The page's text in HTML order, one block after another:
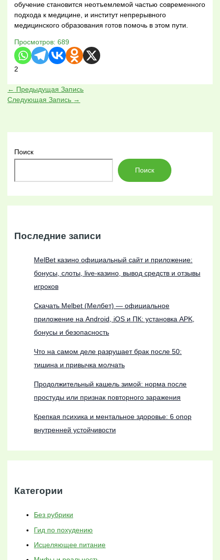
обучение становится неотъемлемой частью современного
подхода к медицине, и институт непрерывного
медицинского образования готов помочь в этом пути.
Просмотров: 689
2
← Предыдущая Запись
Следующая Запись →
Поиск
Поиск
Последние записи
MelBet казино официальный сайт и приложение:
бонусы, слоты, live-казино, вывод средств и отзывы
игроков
Скачать Melbet (Мелбет) — официальное
приложение на Android, iOS и ПК: установка APK,
бонусы и безопасность
Что на самом деле разрушает брак после 50:
тишина и привычка молчать
Продолжительный кашель зимой: норма после
простуды или признак повторного заражения
Крепкая психика и ментальное здоровье: 6 опор
внутренней устойчивости
Категории
Без рубрики
Гид по похудению
Исцеляющее питание